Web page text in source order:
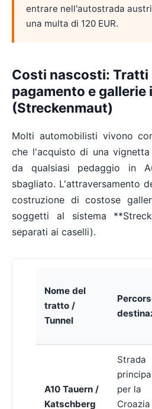
entrare nell'autostrada
una multa di 120 EUR.
Costi nascosti: Tratti
pagamento e gallerie
(Streckenmaut)
Molti automobilisti vivono
che l'acquisto di una
da qualsiasi pedaggio in
sbagliato. L'attraversamento
costruzione di costose
soggetti al sistema
separati ai caselli).
Nome del
tratto /
Tunnel
A10 Tauern /
Katschberg
Strada
per la
Croazia